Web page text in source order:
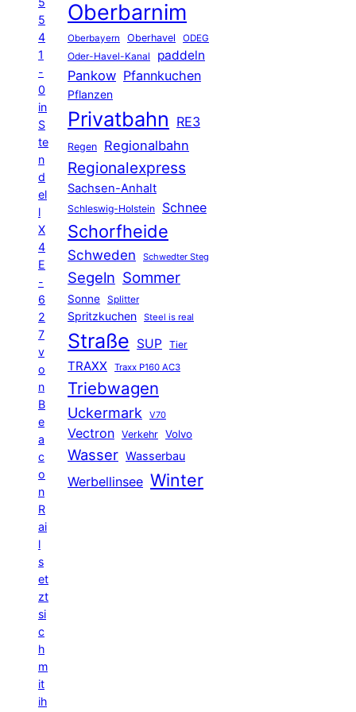
5
4
1
-
0
in
S
te
n
d
el
l
X
4
E
-
6
2
7
v
o
n
B
e
a
c
o
n
R
ai
l
s
et
zt
si
c
h
m
it
ih
Oberbarnim
Oberbayern Oberhavel ODEG
Oder-Havel-Kanal paddeln
Pankow Pfannkuchen
Pflanzen
Privatbahn RE3
Regen Regionalbahn
Regionalexpress
Sachsen-Anhalt
Schleswig-Holstein Schnee
Schorfheide
Schweden Schwedter Steg
Segeln Sommer
Sonne Splitter
Spritzkuchen Steel is real
Straße SUP Tier
TRAXX Traxx P160 AC3
Triebwagen
Uckermark V70
Vectron Verkehr Volvo
Wasser Wasserbau
Werbellinsee Winter